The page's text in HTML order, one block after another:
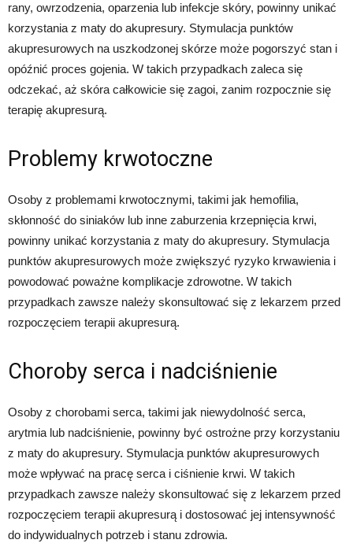
rany, owrzodzenia, oparzenia lub infekcje skóry, powinny unikać
korzystania z maty do akupresury. Stymulacja punktów
akupresurowych na uszkodzonej skórze może pogorszyć stan i
opóźnić proces gojenia. W takich przypadkach zaleca się
odczekać, aż skóra całkowicie się zagoi, zanim rozpocznie się
terapię akupresurą.
Problemy krwotoczne
Osoby z problemami krwotocznymi, takimi jak hemofilia,
skłonność do siniaków lub inne zaburzenia krzepnięcia krwi,
powinny unikać korzystania z maty do akupresury. Stymulacja
punktów akupresurowych może zwiększyć ryzyko krwawienia i
powodować poważne komplikacje zdrowotne. W takich
przypadkach zawsze należy skonsultować się z lekarzem przed
rozpoczęciem terapii akupresurą.
Choroby serca i nadciśnienie
Osoby z chorobami serca, takimi jak niewydolność serca,
arytmia lub nadciśnienie, powinny być ostrożne przy korzystaniu
z maty do akupresury. Stymulacja punktów akupresurowych
może wpływać na pracę serca i ciśnienie krwi. W takich
przypadkach zawsze należy skonsultować się z lekarzem przed
rozpoczęciem terapii akupresurą i dostosować jej intensywność
do indywidualnych potrzeb i stanu zdrowia.